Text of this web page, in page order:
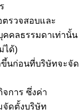
รวจสอบและ
คคลธรรมดาเท่านั้น
ได้)
นก่อนที่บริษัทจะจัด
การ ซึ่งค่า
ดตั้งบริษัท